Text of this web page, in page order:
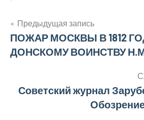
Навигация
по
Предыдущая запись
ПОЖАР МОСКВЫ В 1812
ДОНСКОМУ ВОИНСТВУ
Советский журнал
Обозрение